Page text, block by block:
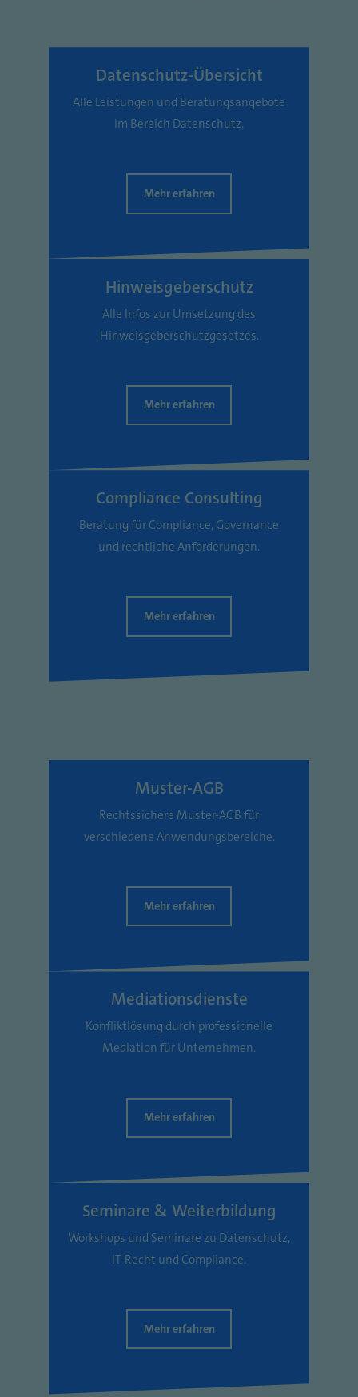
Datenschutz-Übersicht
Alle Leistungen und Beratungsangebote
im Bereich Datenschutz.
Mehr erfahren
Hinweisgeberschutz
Alle Infos zur Umsetzung des
Hinweisgeberschutzgesetzes.
Mehr erfahren
Compliance Consulting
Beratung für Compliance, Governance
und rechtliche Anforderungen.
Mehr erfahren
Muster-AGB
Rechtssichere Muster-AGB für
verschiedene Anwendungsbereiche.
Mehr erfahren
Mediationsdienste
Konfliktlösung durch professionelle
Mediation für Unternehmen.
Mehr erfahren
Seminare & Weiterbildung
Workshops und Seminare zu Datenschutz,
IT-Recht und Compliance.
Mehr erfahren